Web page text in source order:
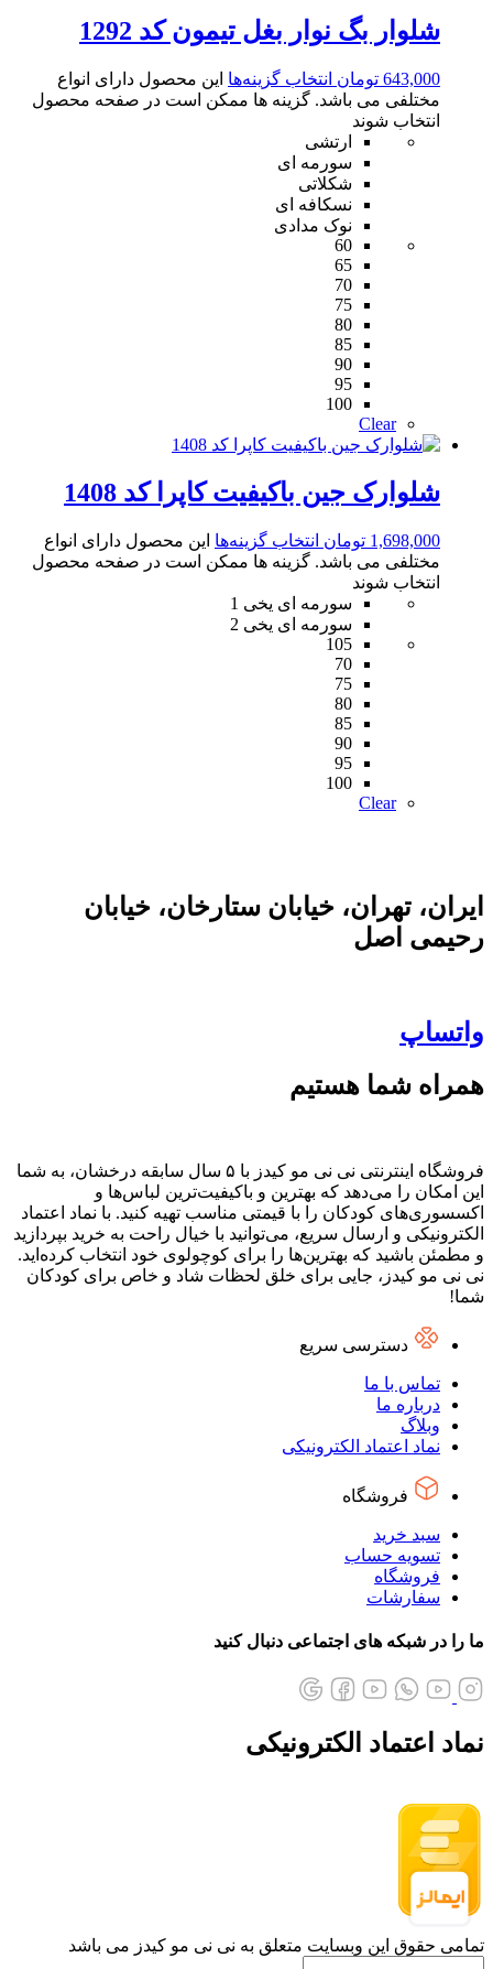
شلوار بگ نوار بغل تیمون کد 1292
643,000 تومان انتخاب گزینه‌ها این محصول دارای انواع
مختلفی می باشد. گزینه ها ممکن است در صفحه محصول
انتخاب شوند
ارتشی
سورمه ای
شکلاتی
نسکافه ای
نوک مدادی
60
65
70
75
80
85
90
95
100
Clear
شلوارک جین باکیفیت کاپرا کد 1408
1,698,000 تومان انتخاب گزینه‌ها این محصول دارای انواع
مختلفی می باشد. گزینه ها ممکن است در صفحه محصول
انتخاب شوند
سورمه ای یخی 1
سورمه ای یخی 2
105
70
75
80
85
90
95
100
Clear
ایران، تهران، خیابان ستارخان، خیابان
رحیمی اصل
واتساپ
همراه شما هستیم
فروشگاه اینترنتی نی نی مو کیدز با ۵ سال سابقه درخشان، به شما
این امکان را می‌دهد که بهترین و باکیفیت‌ترین لباس‌ها و
اکسسوری‌های کودکان را با قیمتی مناسب تهیه کنید. با نماد اعتماد
الکترونیکی و ارسال سریع، می‌توانید با خیال راحت به خرید بپردازید
و مطمئن باشید که بهترین‌ها را برای کوچولوی خود انتخاب کرده‌اید.
نی نی مو کیدز، جایی برای خلق لحظات شاد و خاص برای کودکان
شما!
دسترسی سریع
تماس با ما
درباره ما
وبلاگ
نماد اعتماد الکترونیکی
فروشگاه
سبد خرید
تسویه حساب
فروشگاه
سفارشات
ما را در شبکه های اجتماعی دنبال کنید
نماد اعتماد الکترونیکی
تمامی حقوق این وبسایت متعلق به نی نی مو کیدز می باشد